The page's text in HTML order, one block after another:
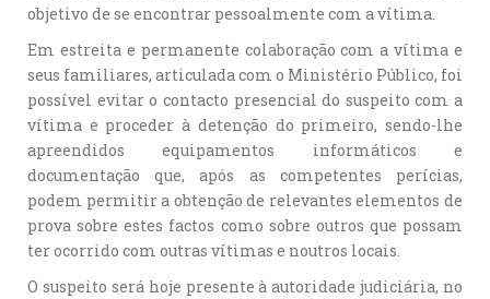
objetivo de se encontrar pessoalmente com a vítima.
Em estreita e permanente colaboração com a vítima e
seus familiares, articulada com o Ministério Público, foi
possível evitar o contacto presencial do suspeito com a
vítima e proceder à detenção do primeiro, sendo-lhe
apreendidos equipamentos informáticos e
documentação que, após as competentes perícias,
podem permitir a obtenção de relevantes elementos de
prova sobre estes factos como sobre outros que possam
ter ocorrido com outras vítimas e noutros locais.
O suspeito será hoje presente à autoridade judiciária, no